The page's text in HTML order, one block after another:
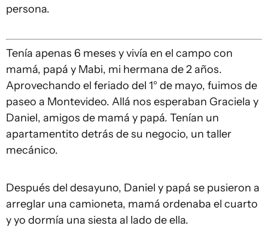
persona.
Tenía apenas 6 meses y vivía en el campo con
mamá, papá y Mabi, mi hermana de 2 años.
Aprovechando el feriado del 1° de mayo, fuimos de
paseo a Montevideo. Allá nos esperaban Graciela y
Daniel, amigos de mamá y papá. Tenían un
apartamentito detrás de su negocio, un taller
mecánico.
Después del desayuno, Daniel y papá se pusieron a
arreglar una camioneta, mamá ordenaba el cuarto
y yo dormía una siesta al lado de ella.